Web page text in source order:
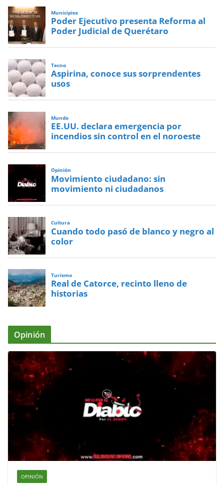
Municipios
Poder Ejecutivo presenta Reforma al
Poder Judicial de Querétaro
Tecno
Aspirina, conoce sus sorprendentes
usos
Mundo
EE.UU. declara emergencia por
incendios sin control en el noroeste
Opinión
Movimiento ciudadano: sin
movimiento ni ciudadanos
Cultura
Cuando todo pasó de blanco y negro al
color
Turismo
Real de Catorce, recinto lleno de
historias
Opinión
OPINIÓN